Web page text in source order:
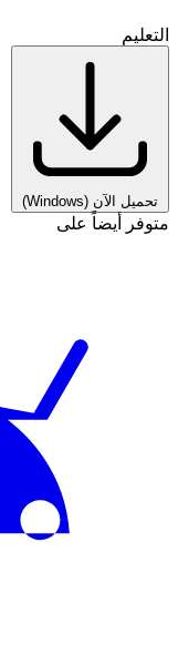
التعليم
تحميل الآن (Windows)
متوفر أيضاً على